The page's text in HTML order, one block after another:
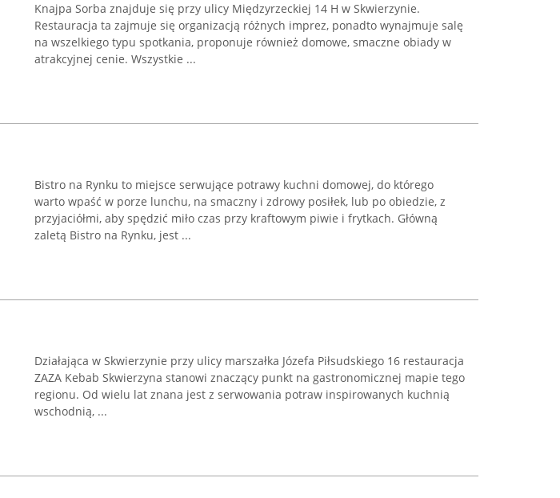
Knajpa Sorba znajduje się przy ulicy Międzyrzeckiej 14 H w Skwierzynie.
Restauracja ta zajmuje się organizacją różnych imprez, ponadto wynajmuje salę
na wszelkiego typu spotkania, proponuje również domowe, smaczne obiady w
atrakcyjnej cenie. Wszystkie ...
Bistro na Rynku to miejsce serwujące potrawy kuchni domowej, do którego
warto wpaść w porze lunchu, na smaczny i zdrowy posiłek, lub po obiedzie, z
przyjaciółmi, aby spędzić miło czas przy kraftowym piwie i frytkach. Główną
zaletą Bistro na Rynku, jest ...
Działająca w Skwierzynie przy ulicy marszałka Józefa Piłsudskiego 16 restauracja
ZAZA Kebab Skwierzyna stanowi znaczący punkt na gastronomicznej mapie tego
regionu. Od wielu lat znana jest z serwowania potraw inspirowanych kuchnią
wschodnią, ...